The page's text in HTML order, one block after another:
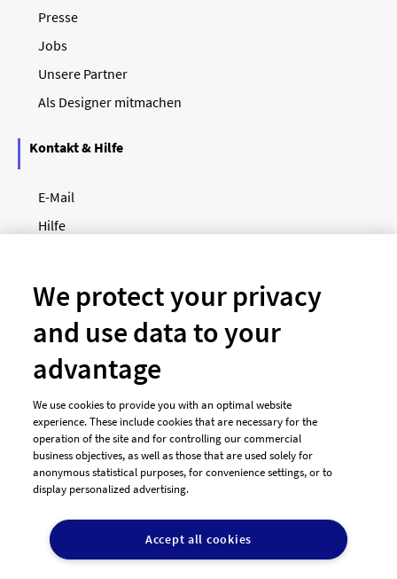
Presse
Jobs
Unsere Partner
Als Designer mitmachen
Kontakt & Hilfe
E-Mail
Hilfe
Unsere Zahlungsarten
AGB Dienstleister
Datenschutz
Impressum
We protect your privacy
and use data to your
advantage
We use cookies to provide you with an optimal website
experience. These include cookies that are necessary for the
operation of the site and for controlling our commercial
business objectives, as well as those that are used solely for
anonymous statistical purposes, for convenience settings, or to
display personalized advertising.
Accept all cookies